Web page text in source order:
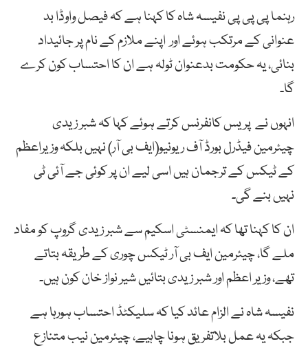
رہنما پی پی پی نفیسہ شاہ کا کہنا ہے کہ فیصل واوڈا بد
عنوانی کے مرتکب ہوئے اور اپنے ملازم کے نام پر جائیداد
بنائی، یہ حکومت بدعنوان ٹولہ ہے ان کا احتساب کون کرے
گا۔
انہوں نے پریس کانفرنس کرتے ہوئے کہا کہ شبر زیدی
چیئرمین فیڈرل بورڈ آف ریونیو(ایف بی آر) نہیں بلکہ وزیراعظم
کے ٹیکس کے ترجمان ہیں اسی لیے ان پر کوئی جے آئی ٹی
نہیں بنے گی۔
ان کا کہنا تھا کہ ایمنسٹی اسکیم سے شبر زیدی گروپ کو مفاد
ملے گا، چیئرمین ایف بی آر ٹیکس چوری کے طریقہ بتاتے
تھے، وزیر اعظم اور شبر زیدی بتائیں شیر نواز خان کون ہیں۔
نفیسہ شاہ نے الزام عائد کیا کہ سلیکٹڈ احتساب ہورہا ہے
جبکہ یہ عمل بلاتفریق ہونا چاہیے، چیئرمین نیب متنازع